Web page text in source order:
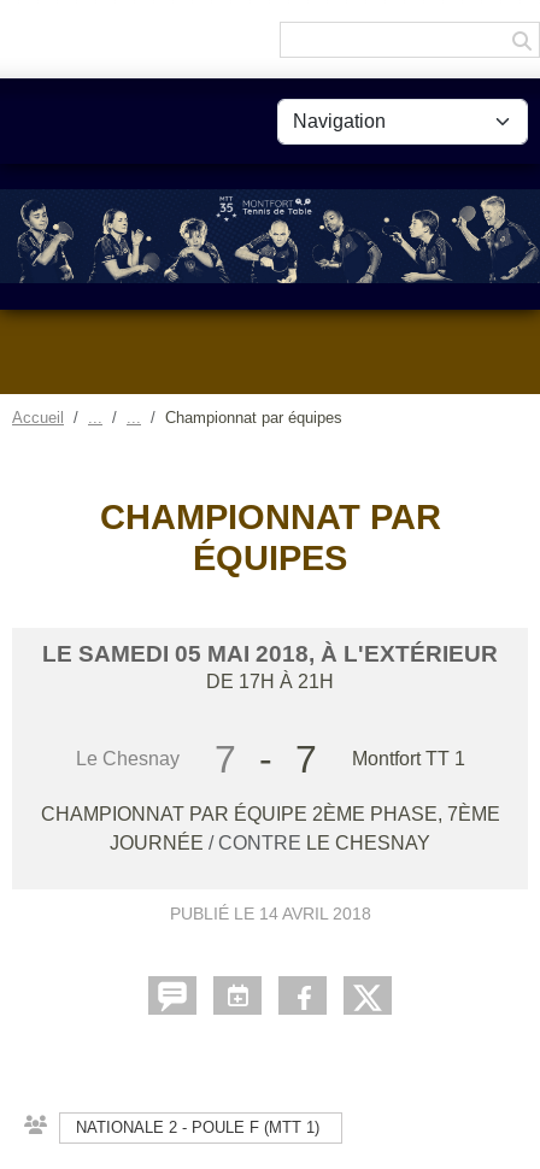
Accueil Championnat par équipes
CHAMPIONNAT PAR
ÉQUIPES
LE SAMEDI 05 MAI 2018, À L'EXTÉRIEUR
DE 17H À 21H
Le Chesnay 7 - 7 Montfort TT 1
CHAMPIONNAT PAR ÉQUIPE 2ÈME PHASE, 7ÈME
JOURNÉE / CONTRE LE CHESNAY
PUBLIÉ LE 14 AVRIL 2018
NATIONALE 2 - POULE F (MTT 1)